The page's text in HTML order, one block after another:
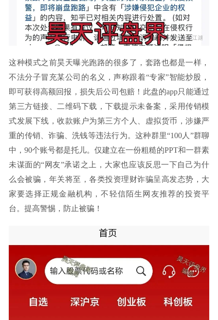
这种模式之前昊天曝光跑路的很多了，套路也都是一样，
不法分子冒充某公司的名义，声称跟着“专家”智能炒股，
即可获得高额回报，损失后公司包赔！此盘的app只能通过
第三方链接、二维码下载，下载提示未备案，采用传销模
式发展下线，收款账户为第三方个人、虚拟货币，涉嫌严
重的传销、诈骗、洗钱等违法行为。这种群里“100人”群聊
中，90个账号都是托儿。仅建立在一份粗糙的PPT和一群素
未谋面的“网友”承诺之上，大家也应该反思一下自己为什
么会被骗，年关将至，各类投资理财诈骗呈高发态势，大
家要选择正规金融机构，不轻信陌生网友推荐的投资平
台。提高警惕，防止被骗！